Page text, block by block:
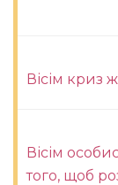
Вісім криз
Вісім
того, щоб